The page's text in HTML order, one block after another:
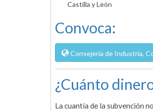
Castilla y León
Convoca:
Consejería de Industria,
¿Cuánto
La cuantía de la subvención